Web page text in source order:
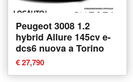
Peugeot 3008 1.2
hybrid Allure 145cv e-
dcs6 nuova a Torino
€ 27,790